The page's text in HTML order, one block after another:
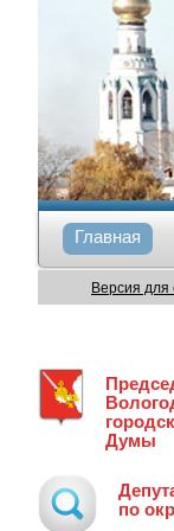
Главная
Версия
Думы
по